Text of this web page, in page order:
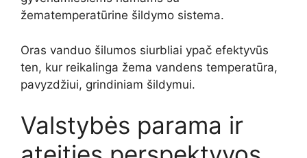
žematemperatūrine šildymo sistema.
Oras vanduo šilumos siurbliai ypač efektyvūs
ten, kur reikalinga žema vandens temperatūra,
pavyzdžiui, grindiniam šildymui.
Valstybės parama ir